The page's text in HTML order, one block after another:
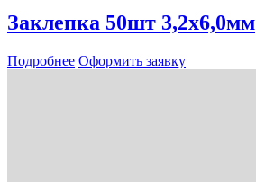
Заклепка 50шт 3,2х6,0мм
Подробнее Оформить заявку